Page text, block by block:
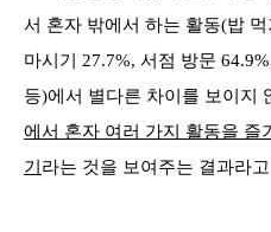
서 혼자 밖에서 하는 활동(밥
마시기 27.7%, 서점 방문
등)에서 별다른 차이를 보이지
에서 혼자 여러 가지 활동을 즐
기 라는 것을 보여주는 결과라